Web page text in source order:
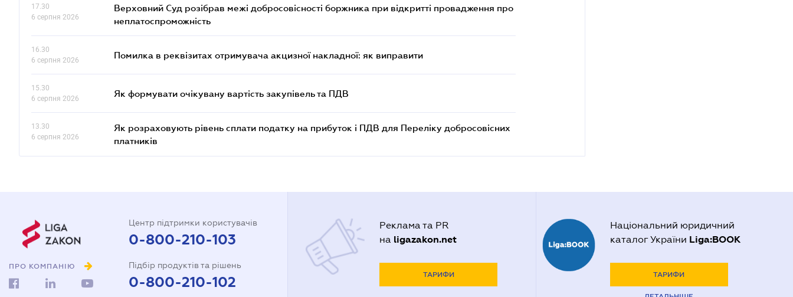
17.30
6 серпня 2026
Верховний Суд розібрав межі добросовісності боржника при відкритті провадження про
неплатоспроможність
16.30
6 серпня 2026
Помилка в реквізитах отримувача акцизної накладної: як виправити
15.30
6 серпня 2026
Як формувати очікувану вартість закупівель та ПДВ
13.30
6 серпня 2026
Як розраховують рівень сплати податку на прибуток і ПДВ для Переліку добросовісних
платників
ПРО КОМПАНІЮ
Центр підтримки користувачів
0-800-210-103
Підбір продуктів та рішень
0-800-210-102
Реклама та PR
на ligazakon.net
ТАРИФИ
Національний юридичний
каталог України Liga:BOOK
ТАРИФИ